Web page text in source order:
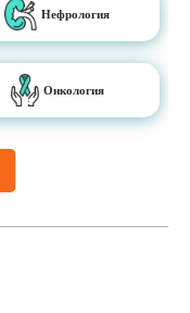
Нефрология
Онкология